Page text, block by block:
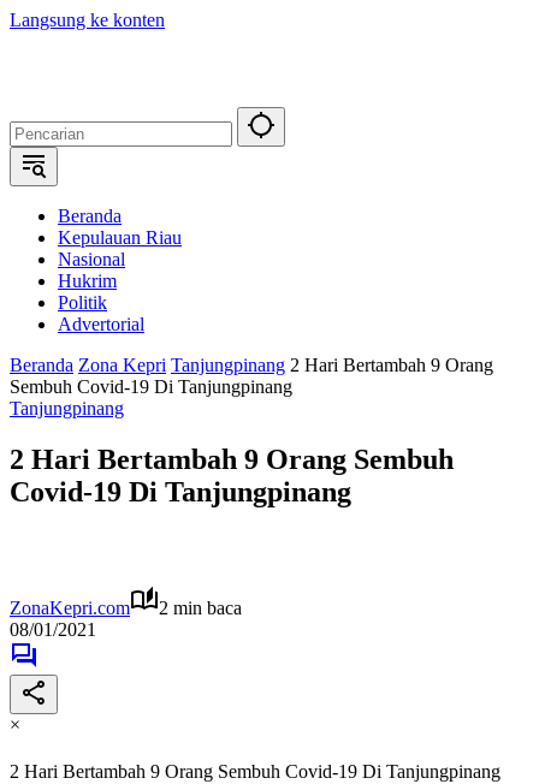
Langsung ke konten
Beranda
Kepulauan Riau
Nasional
Hukrim
Politik
Advertorial
Beranda Zona Kepri Tanjungpinang 2 Hari Bertambah 9 Orang
Sembuh Covid-19 Di Tanjungpinang
Tanjungpinang
2 Hari Bertambah 9 Orang Sembuh
Covid-19 Di Tanjungpinang
ZonaKepri.com
2 min baca
08/01/2021
×
2 Hari Bertambah 9 Orang Sembuh Covid-19 Di Tanjungpinang